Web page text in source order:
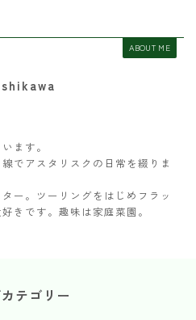
ABOUT ME
ます。
でアスタリスクの日常を綴りま
ー。ツーリングをはじめフラッ
きです。趣味は家庭菜園。
テゴリー